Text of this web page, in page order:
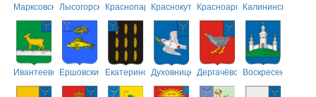
МарксовскийЛысогорскийКраснопартизанский
КраснокутскийКрасноармейский
Калининский
ИвантеевскийЕршовский ЕкатериновскийДуховницкийДергачёвскийВоскресенский